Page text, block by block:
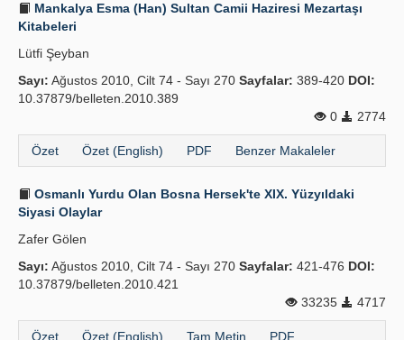
Mankalya Esma (Han) Sultan Camii Haziresi Mezartaşı
Kitabeleri
Lütfi Şeyban
Sayı: Ağustos 2010, Cilt 74 - Sayı 270 Sayfalar: 389-420 DOI:
10.37879/belleten.2010.389
0
2774
Özet Özet (English) PDF Benzer Makaleler
Osmanlı Yurdu Olan Bosna Hersek'te XIX. Yüzyıldaki
Siyasi Olaylar
Zafer Gölen
Sayı: Ağustos 2010, Cilt 74 - Sayı 270 Sayfalar: 421-476 DOI:
10.37879/belleten.2010.421
33235
4717
Özet Özet (English) Tam Metin PDF